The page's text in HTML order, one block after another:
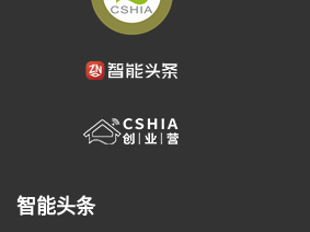
智能头条